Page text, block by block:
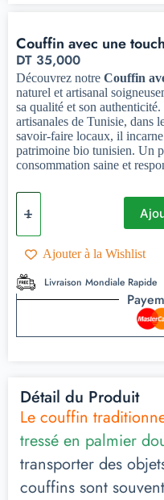
Couffin avec une
DT 35,000
Découvrez notre Couffin
naturel et artisanal
sa qualité et son
artisanales de Tunisie, dans
savoir-faire locaux, il
patrimoine bio tunisien. Un
consommation saine et
Ajouter à la Wishlist
Livraison Mondiale Rapide
Détail du Produit
Le couffin
tressé en palmier
transporter des
couffins sont